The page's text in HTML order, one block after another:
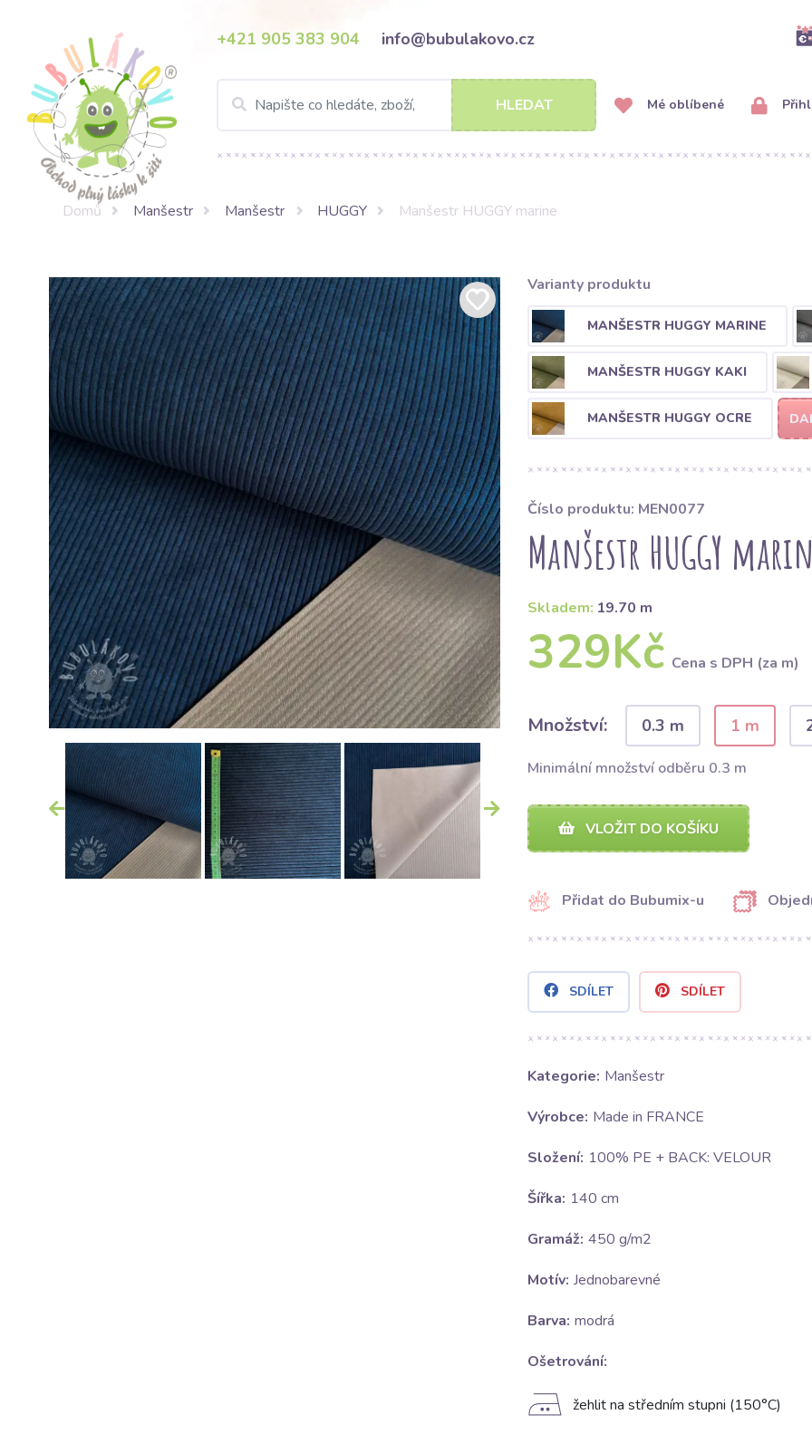
+421 905 383 904 info@bubulakovo.cz
HLEDAT Mé oblíbené
Domů Manšestr Manšestr HUGGY Manšestr HUGGY marine
Varianty produktu
MANŠESTR HUGGY MARINE
MANŠESTR HUGGY KAKI
MANŠESTR HUGGY OCRE
Číslo produktu: MEN0077
Manšestr HUGGY
Skladem: 19.70 m
329Kč Cena s DPH (za m)
Množství: 0.3 m 1 m
Minimální množství odběru 0.3 m
VLOŽIT DO KOŠÍKU
Přidat do Bubumix-u
SDÍLET SDÍLET
Kategorie: Manšestr
Výrobce: Made in FRANCE
Složení: 100% PE + BACK: VELOUR
Šířka: 140 cm
Gramáž: 450 g/m2
Motív: Jednobarevné
Barva: modrá
Ošetrování:
E žehlit na středním stupni (150°C)